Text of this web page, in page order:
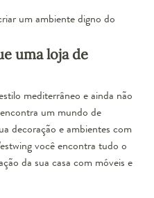
um ambiente digno do
uma loja de
mediterrâneo e ainda não
um mundo de
decoração e ambientes com
você encontra tudo o
da sua casa com móveis e